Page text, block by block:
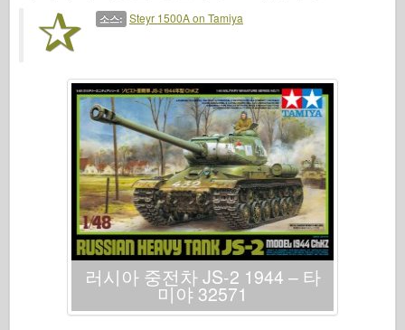
멩 모델
Tristar
트럼펫
즈베즈다
앨범 사진
소스: Steyr 1500A on Tamiya
러시아 중전차 JS-2 1944 – 타
미야 32571